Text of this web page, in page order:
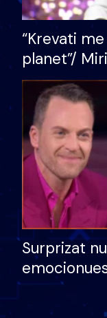
“Krevati
planet”/
bukura në
mungojë
Surprizat
nëna dhe
nuk i